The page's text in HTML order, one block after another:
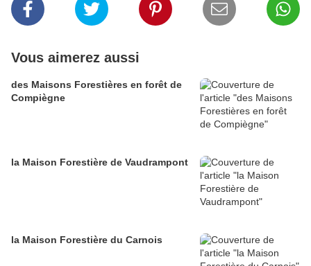
Vous aimerez aussi
des Maisons Forestières en forêt de
Compiègne
la Maison Forestière de Vaudrampont
la Maison Forestière du Carnois